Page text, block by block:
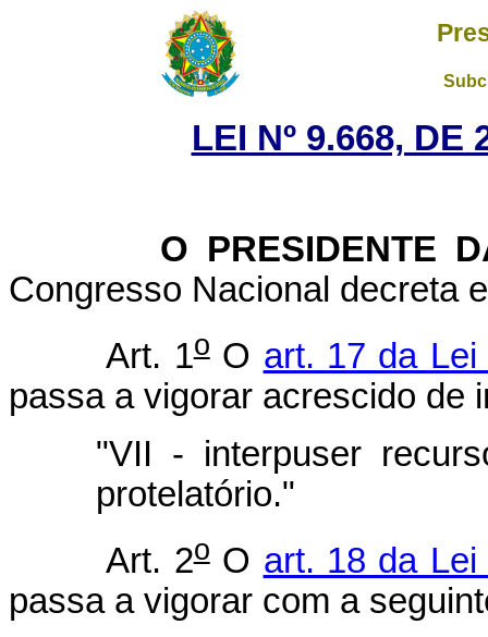
LEI Nº 9.668, DE
O PRESIDENTE DA
Congresso Nacional decreta
Art. 1oO art. 17 da Lei
passa a vigorar acrescido de
"VII - interpuser
protelatório."
Art. 2oO art. 18 da Lei
passa a vigorar com a